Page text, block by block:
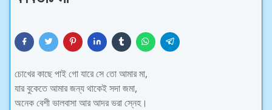
চোখের কাছে পাই গো যারে সে তো আমার মা,
যার বুকেতে আমার জন্য থাকেই সদা জমা,
অনেক বেশী ভালবাসা আর আদর ভরা স্নেহ।